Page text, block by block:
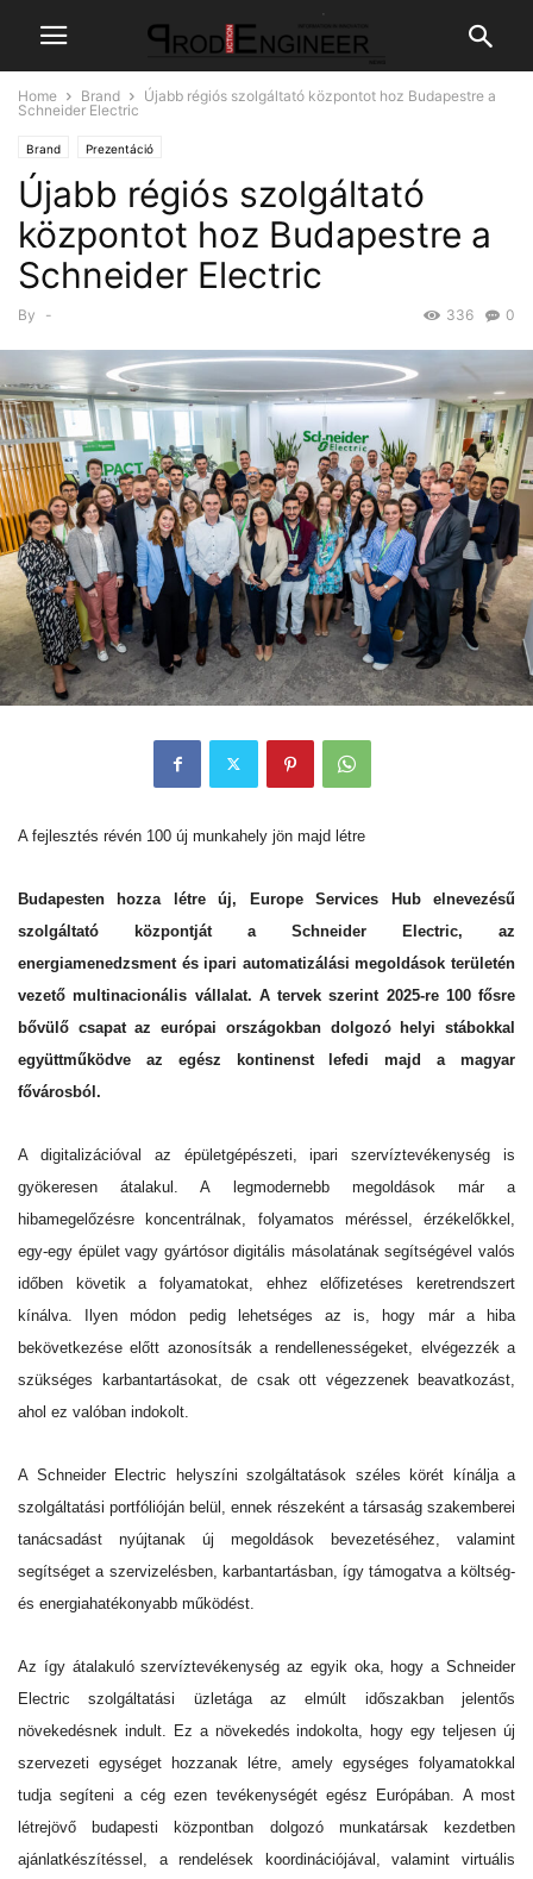
Home Brand
Újabb régiós szolgáltató központot hoz Budapestre a
Schneider Electric
Brand Prezentáció
Újabb régiós szolgáltató
központot hoz Budapestre a
Schneider Electric
By - 0
336
A fejlesztés révén 100 új munkahely jön majd létre
Budapesten hozza létre új, Europe Services Hub elnevezésű
szolgáltató központját a Schneider Electric, az
energiamenedzsment és ipari automatizálási megoldások területén
vezető multinacionális vállalat. A tervek szerint 2025-re 100 fősre
bővülő csapat az európai országokban dolgozó helyi stábokkal
együttműködve az egész kontinenst lefedi majd a magyar
fővárosból.
A digitalizációval az épületgépészeti, ipari szervíztevékenység is
gyökeresen átalakul. A legmodernebb megoldások már a
hibamegelőzésre koncentrálnak, folyamatos méréssel, érzékelőkkel,
egy-egy épület vagy gyártósor digitális másolatának segítségével valós
időben követik a folyamatokat, ehhez előfizetéses keretrendszert
kínálva. Ilyen módon pedig lehetséges az is, hogy már a hiba
bekövetkezése előtt azonosítsák a rendellenességeket, elvégezzék a
szükséges karbantartásokat, de csak ott végezzenek beavatkozást,
ahol ez valóban indokolt.
A Schneider Electric helyszíni szolgáltatások széles körét kínálja a
szolgáltatási portfólióján belül, ennek részeként a társaság szakemberei
tanácsadást nyújtanak új megoldások bevezetéséhez, valamint
segítséget a szervizelésben, karbantartásban, így támogatva a költség-
és energiahatékonyabb működést.
Az így átalakuló szervíztevékenység az egyik oka, hogy a Schneider
Electric szolgáltatási üzletága az elmúlt időszakban jelentős
növekedésnek indult. Ez a növekedés indokolta, hogy egy teljesen új
szervezeti egységet hozzanak létre, amely egységes folyamatokkal
tudja segíteni a cég ezen tevékenységét egész Európában. A most
létrejövő budapesti központban dolgozó munkatársak kezdetben
ajánlatkészítéssel, a rendelések koordinációjával, valamint virtuális